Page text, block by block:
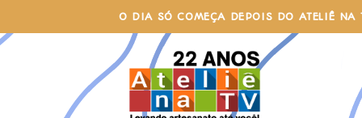
to
content
O DIA SÓ COMEÇA DEPOIS DO ATELIÊ NA